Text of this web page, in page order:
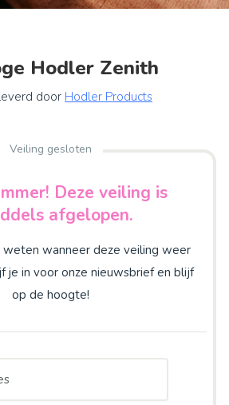
Hodler Zenith
door Hodler Products
Veiling gesloten
Deze veiling is
afgelopen.
wanneer deze veiling weer
je in voor onze nieuwsbrief en blijf
op de hoogte!